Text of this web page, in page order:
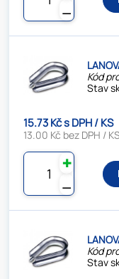
⚊
Kód
Stav
15.73 Kč s DPH / KS
13.00 Kč bez DPH / KS
⚊
✚
Kód
Stav